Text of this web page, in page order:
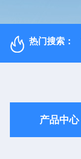
热门搜索：
产品中心